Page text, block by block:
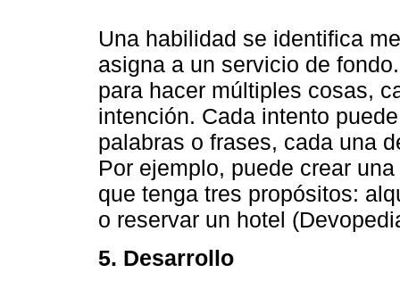
Una habilidad se identifica
asigna a un servicio de
para hacer múltiples cosas,
intención. Cada intento
palabras o frases, cada una
Por ejemplo, puede crear
que tenga tres propósitos:
o reservar un hotel
5. Desarrollo